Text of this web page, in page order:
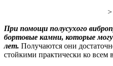
>
При помощи полусухого
бортовые камни, которые
лет. Получаются они
стойкими практически ко всем